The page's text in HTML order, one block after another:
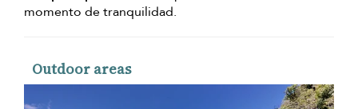
momento de tranquilidad.
Outdoor areas